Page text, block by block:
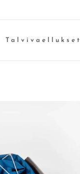
Talvivaellukset